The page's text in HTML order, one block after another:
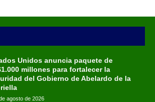
Unidos anuncia paquete de
millones para fortalecer la
del Gobierno de Abelardo de la
agosto de 2026